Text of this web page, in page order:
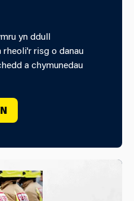
yn ddull
risg o danau
a chymunedau